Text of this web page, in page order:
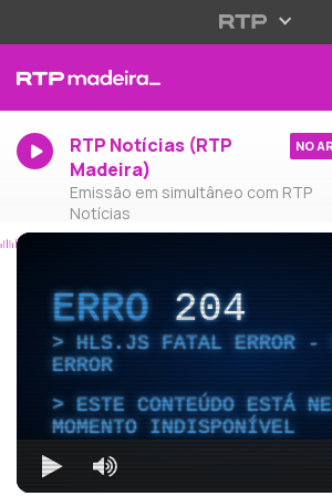
RTP Notícias (RTP
Madeira)
Emissão em simultâneo com RTP
Notícias
NO AR
ERRO204
HLS.JS FATAL ERROR -
ERROR
ESTE CONTEÚDO ESTÁ
MOMENTO INDISPONÍVEL